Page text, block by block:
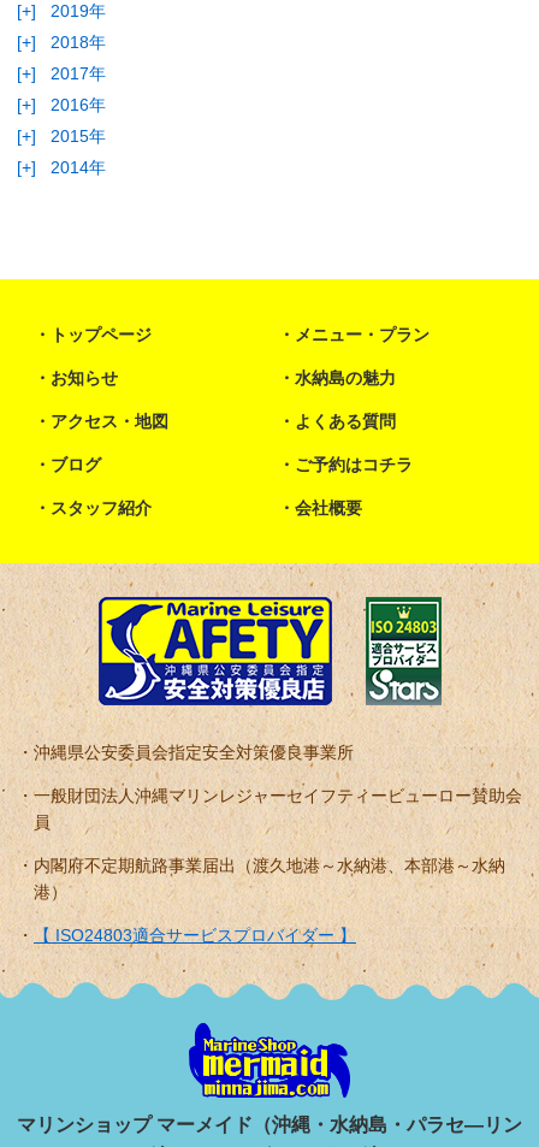
[+]
2019年
[+]
2018年
[+]
2017年
[+]
2016年
[+]
2015年
[+]
2014年
トップページ メニュー・プラン
お知らせ 水納島の魅力
アクセス・地図 よくある質問
ブログ ご予約はコチラ
スタッフ紹介 会社概要
沖縄県公安委員会指定安全対策優良事業所
一般財団法人沖縄マリンレジャーセイフティービューロー賛助会
員
内閣府不定期航路事業届出（渡久地港～水納港、本部港～水納
港）
【 ISO24803適合サービスプロバイダー 】
マリンショップ マーメイド（沖縄・水納島・パラセ―リン